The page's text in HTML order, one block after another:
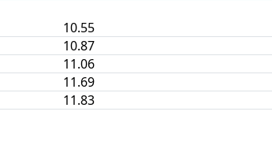
10.55
10.87
11.06
11.69
11.83